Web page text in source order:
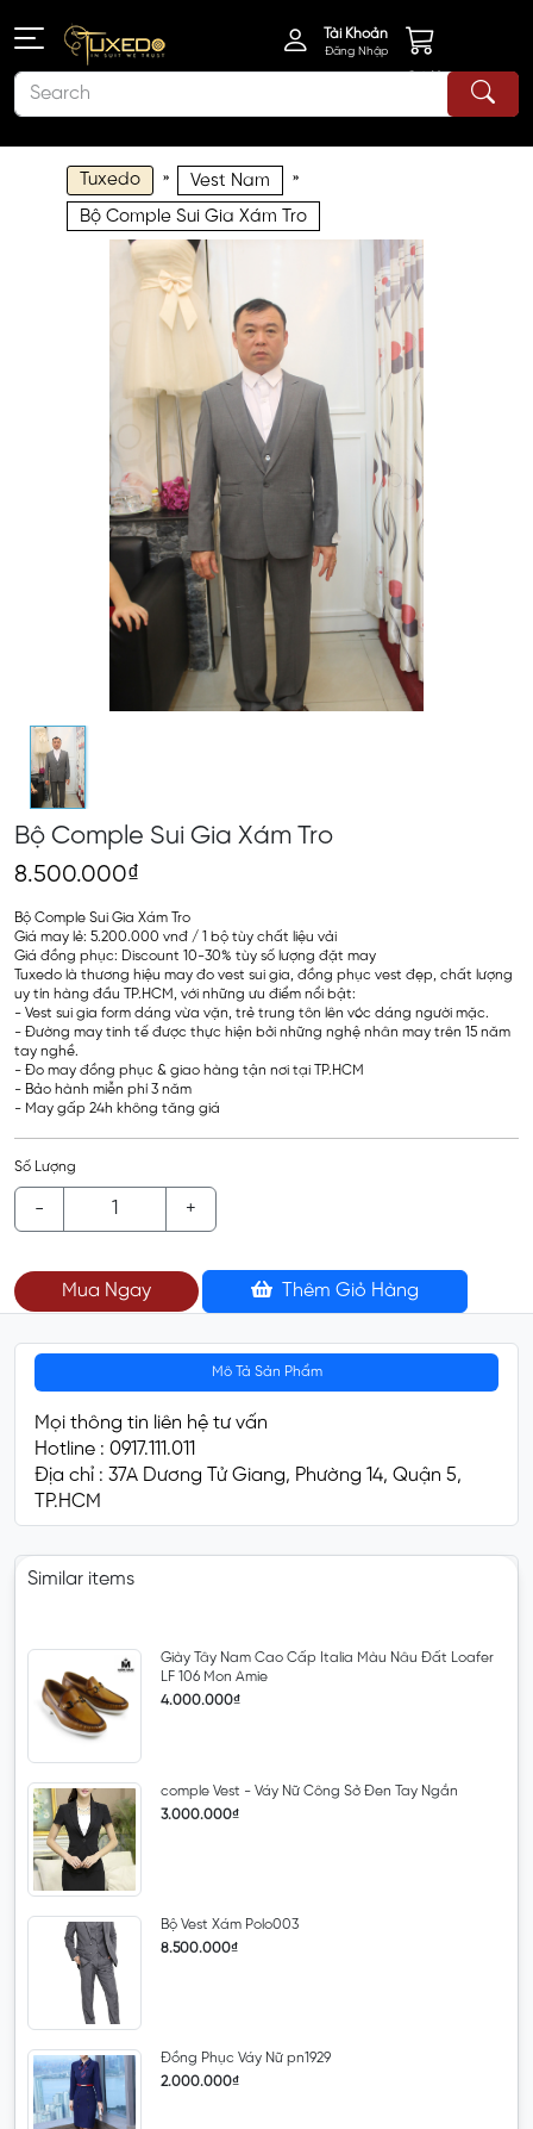
Tài Khoản
Đăng Nhập
Giỏ Hàng
Tuxedo » Vest Nam »
Bộ Comple Sui Gia Xám Tro
Bộ Comple Sui Gia Xám Tro
8.500.000₫
Bộ Comple Sui Gia Xám Tro
Giá may lẻ: 5.200.000 vnđ / 1 bộ tùy chất liệu vải
Giá đồng phục: Discount 10-30% tùy số lượng đặt may
Tuxedo là thương hiệu may đo vest sui gia, đồng phục vest đẹp, chất lượng
uy tín hàng đầu TP.HCM, với những ưu điểm nổi bật:
- Vest sui gia form dáng vừa vặn, trẻ trung tôn lên vóc dáng người mặc.
- Đường may tinh tế được thực hiện bởi những nghệ nhân may trên 15 năm
tay nghề.
- Đo may đồng phục & giao hàng tận nơi tại TP.HCM
- Bảo hành miễn phí 3 năm
- May gấp 24h không tăng giá
Số Lượng
- +
Mua Ngay Thêm Giỏ Hàng
Mô Tả Sản Phẩm
Mọi thông tin liên hệ tư vấn
Hotline : 0917.111.011
Địa chỉ : 37A Dương Tử Giang, Phường 14, Quận 5,
TP.HCM
Similar items
Giày Tây Nam Cao Cấp Italia Màu Nâu Đất Loafer
LF 106 Mon Amie
4.000.000₫
comple Vest - Váy Nữ Công Sở Đen Tay Ngắn
3.000.000₫
Bộ Vest Xám Polo003
8.500.000₫
Đồng Phục Váy Nữ pn1929
2.000.000₫